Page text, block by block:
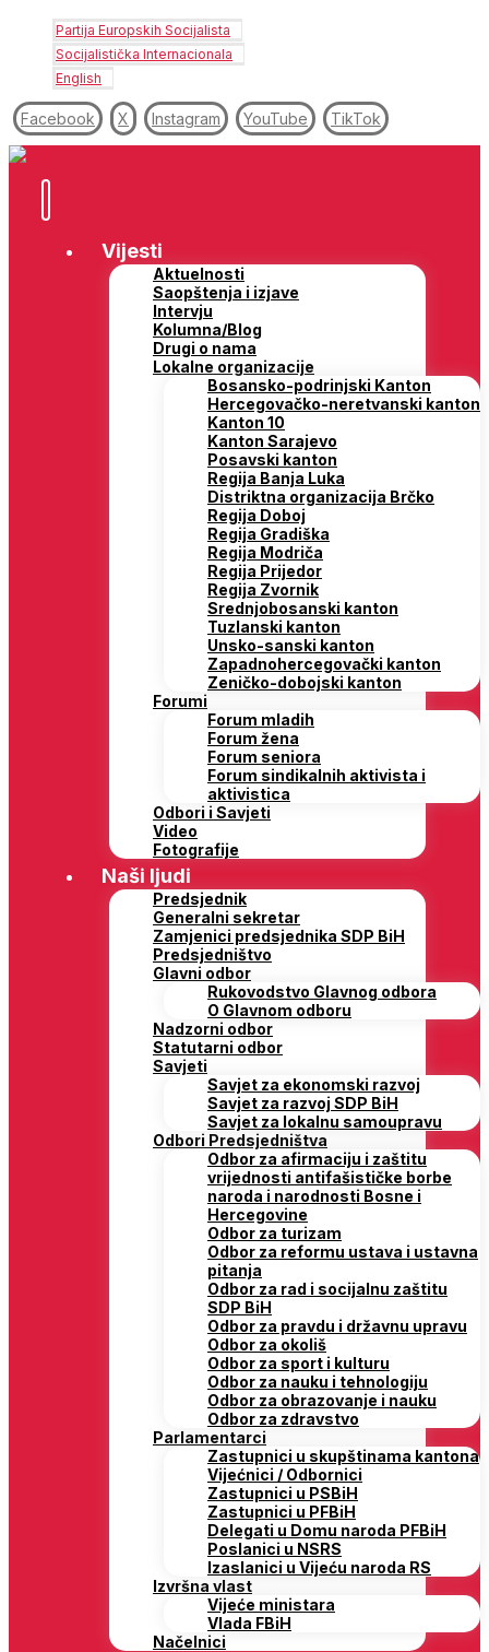
Partija Europskih Socijalista
Socijalistička Internacionala
English
Facebook X Instagram YouTube TikTok
Vijesti
Aktuelnosti
Saopštenja i izjave
Intervju
Kolumna/Blog
Drugi o nama
Lokalne organizacije
Bosansko-podrinjski Kanton
Hercegovačko-neretvanski kanton
Kanton 10
Kanton Sarajevo
Posavski kanton
Regija Banja Luka
Distriktna organizacija Brčko
Regija Doboj
Regija Gradiška
Regija Modriča
Regija Prijedor
Regija Zvornik
Srednjobosanski kanton
Tuzlanski kanton
Unsko-sanski kanton
Zapadnohercegovački kanton
Zeničko-dobojski kanton
Forumi
Forum mladih
Forum žena
Forum seniora
Forum sindikalnih aktivista i
aktivistica
Odbori i Savjeti
Video
Fotografije
Naši ljudi
Predsjednik
Generalni sekretar
Zamjenici predsjednika SDP BiH
Predsjedništvo
Glavni odbor
Rukovodstvo Glavnog odbora
O Glavnom odboru
Nadzorni odbor
Statutarni odbor
Savjeti
Savjet za ekonomski razvoj
Savjet za razvoj SDP BiH
Savjet za lokalnu samoupravu
Odbori Predsjedništva
Odbor za afirmaciju i zaštitu
vrijednosti antifašističke borbe
naroda i narodnosti Bosne i
Hercegovine
Odbor za turizam
Odbor za reformu ustava i ustavna
pitanja
Odbor za rad i socijalnu zaštitu
SDP BiH
Odbor za pravdu i državnu upravu
Odbor za okoliš
Odbor za sport i kulturu
Odbor za nauku i tehnologiju
Odbor za obrazovanje i nauku
Odbor za zdravstvo
Parlamentarci
Zastupnici u skupštinama kantona
Vijećnici / Odbornici
Zastupnici u PSBiH
Zastupnici u PFBiH
Delegati u Domu naroda PFBiH
Poslanici u NSRS
Izaslanici u Vijeću naroda RS
Izvršna vlast
Vijeće ministara
Vlada FBiH
Načelnici